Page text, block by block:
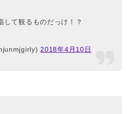
して観るものだっけ！？
2018年4月10日